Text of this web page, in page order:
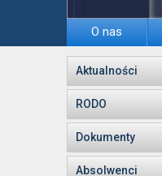
O nas
Aktualności
RODO
Dokumenty
Absolwenci